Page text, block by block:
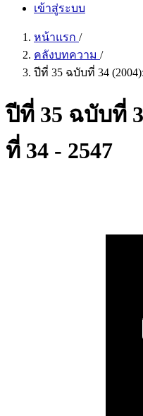
เข้าสู่ระบบ
หน้าแรก /
คลังบทความ /
ปีที่ 35 ฉบับที่ 34
ปีที่ 35 ฉบับที่
ที่ 34 - 2547